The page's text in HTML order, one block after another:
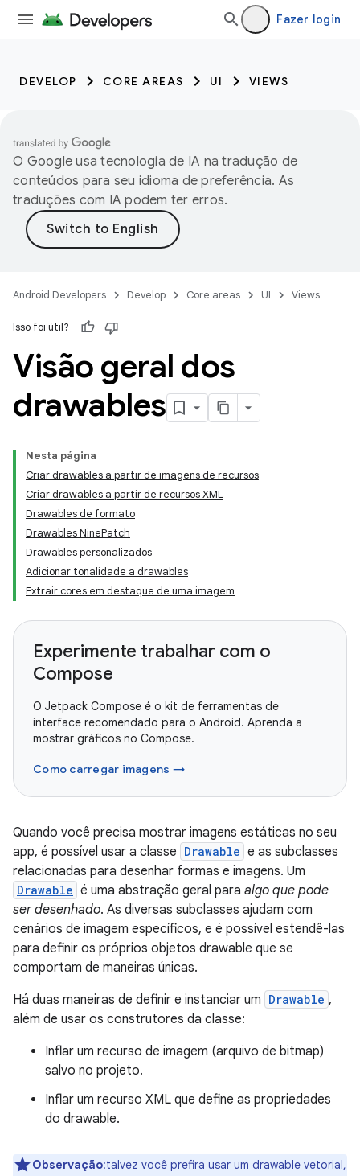
Fazer login
DEVELOP CORE AREAS UI VIEWS
O Google usa tecnologia de IA na tradução de
conteúdos para seu idioma de preferência. As
traduções com IA podem ter erros.
Android Developers Develop Core areas UI Views
Isso foi útil?
Visão geral dos
drawables
Nesta página
Criar drawables a partir de imagens de recursos
Criar drawables a partir de recursos XML
Drawables de formato
Drawables NinePatch
Drawables personalizados
Adicionar tonalidade a drawables
Extrair cores em destaque de uma imagem
Experimente trabalhar com o
Compose
O Jetpack Compose é o kit de ferramentas de
interface recomendado para o Android. Aprenda a
mostrar gráficos no Compose.
Como carregar imagens →
Quando você precisa mostrar imagens estáticas no seu
app, é possível usar a classe Drawable e as subclasses
relacionadas para desenhar formas e imagens. Um
Drawable é uma abstração geral para algo que pode
ser desenhado. As diversas subclasses ajudam com
cenários de imagem específicos, e é possível estendê-las
para definir os próprios objetos drawable que se
comportam de maneiras únicas.
Há duas maneiras de definir e instanciar um Drawable ,
além de usar os construtores da classe:
Inflar um recurso de imagem (arquivo de bitmap)
salvo no projeto.
Inflar um recurso XML que define as propriedades
do drawable.
Observação:talvez você prefira usar um drawable vetorial,